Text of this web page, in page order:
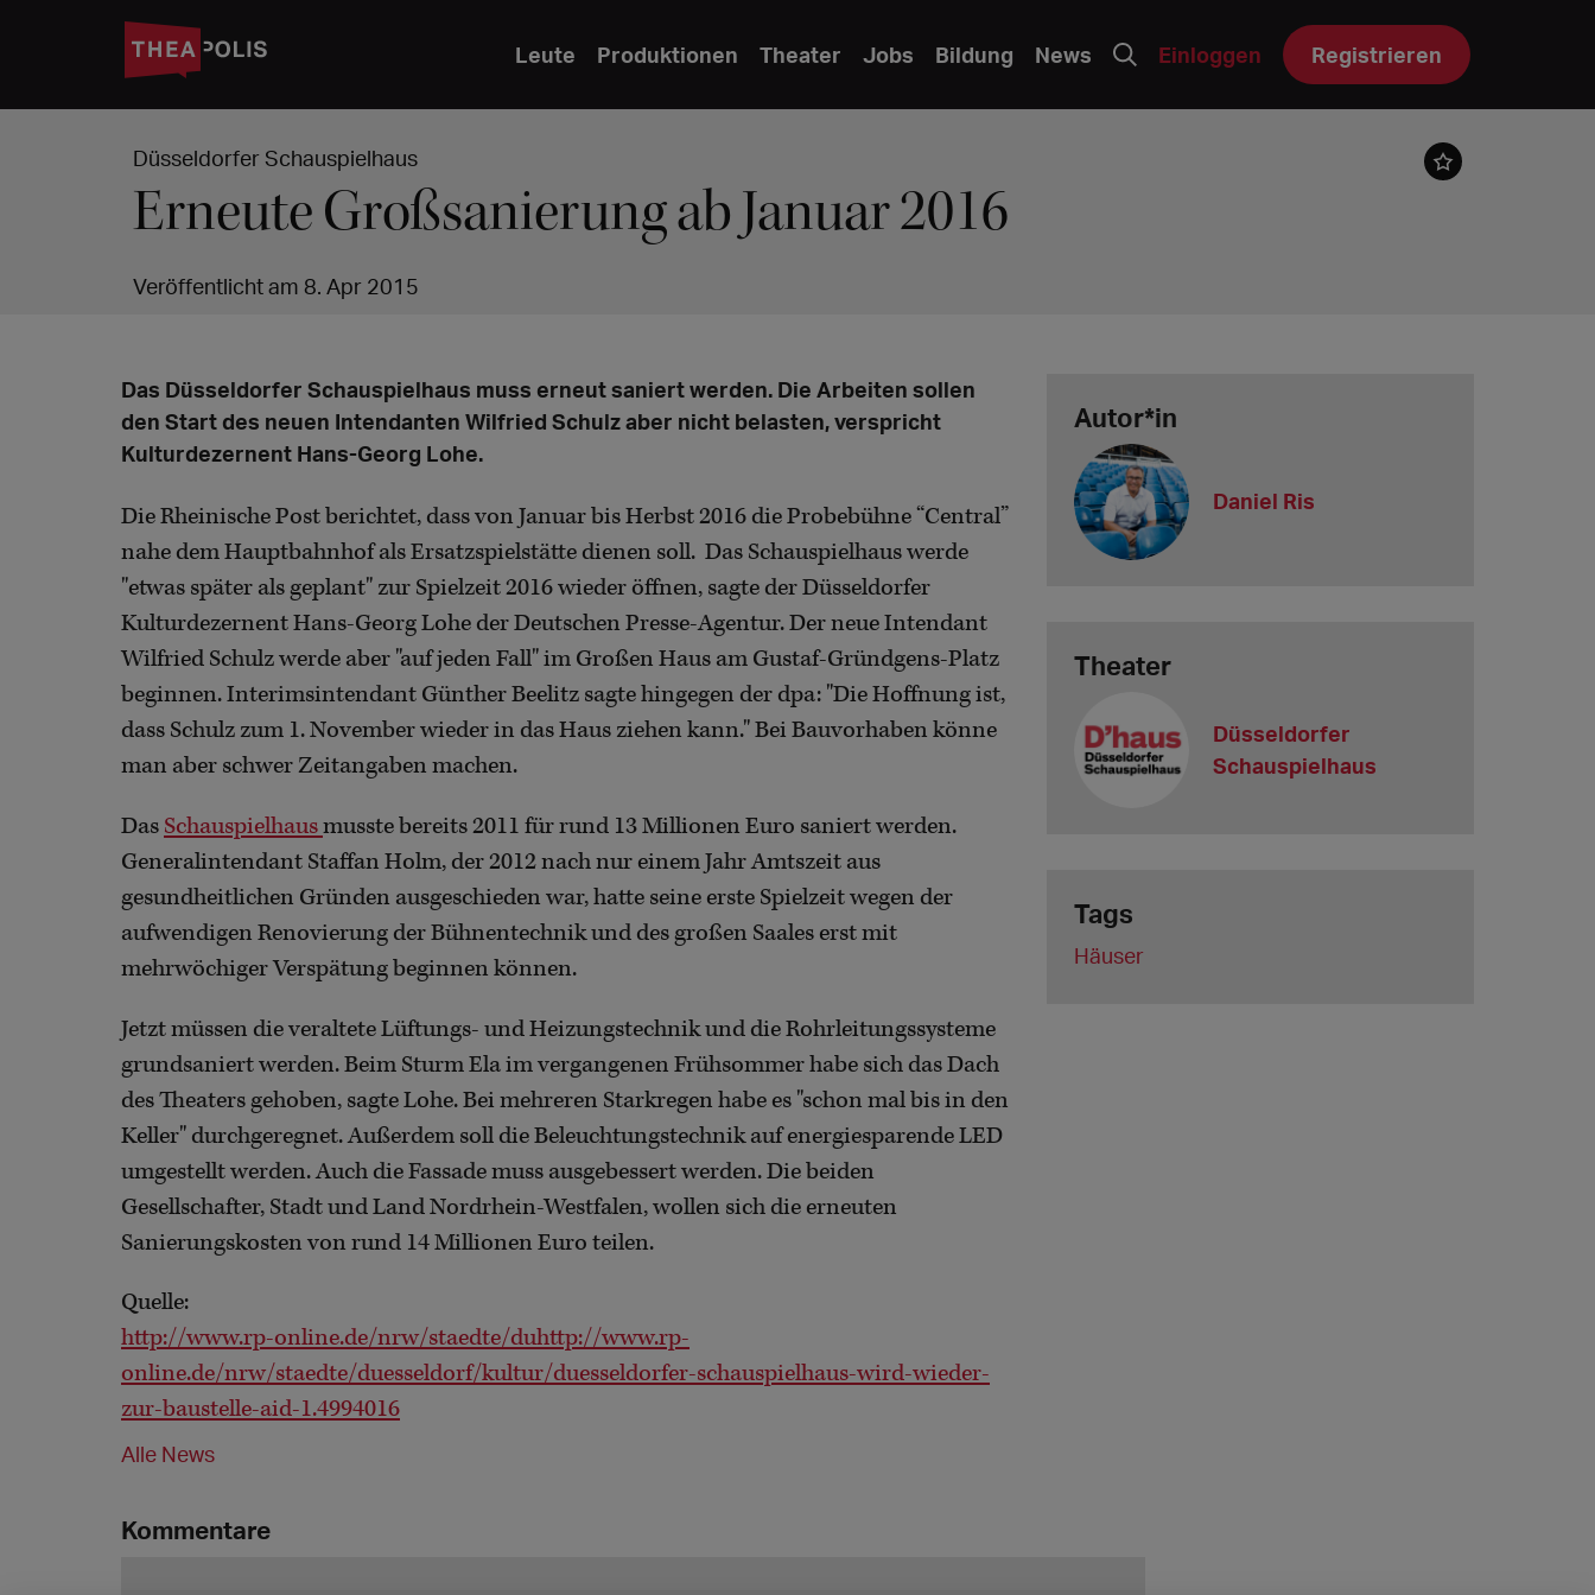
Leute Produktionen Theater Jobs Bildung News Einloggen Registrieren
Düsseldorfer Schauspielhaus
Erneute Großsanierung ab Januar 2016
Veröffentlicht am 8. Apr 2015
Das Düsseldorfer Schauspielhaus muss erneut saniert werden. Die Arbeiten sollen
den Start des neuen Intendanten Wilfried Schulz aber nicht belasten, verspricht
Kulturdezernent Hans-Georg Lohe.
Die Rheinische Post berichtet, dass von Januar bis Herbst 2016 die Probebühne “Central”
nahe dem Hauptbahnhof als Ersatzspielstätte dienen soll. Das Schauspielhaus werde
"etwas später als geplant" zur Spielzeit 2016 wieder öffnen, sagte der Düsseldorfer
Kulturdezernent Hans-Georg Lohe der Deutschen Presse-Agentur. Der neue Intendant
Wilfried Schulz werde aber "auf jeden Fall" im Großen Haus am Gustaf-Gründgens-Platz
beginnen. Interimsintendant Günther Beelitz sagte hingegen der dpa: "Die Hoffnung ist,
dass Schulz zum 1. November wieder in das Haus ziehen kann." Bei Bauvorhaben könne
man aber schwer Zeitangaben machen.
Das Schauspielhausmusste bereits 2011 für rund 13 Millionen Euro saniert werden.
Generalintendant Staffan Holm, der 2012 nach nur einem Jahr Amtszeit aus
gesundheitlichen Gründen ausgeschieden war, hatte seine erste Spielzeit wegen der
aufwendigen Renovierung der Bühnentechnik und des großen Saales erst mit
mehrwöchiger Verspätung beginnen können.
Jetzt müssen die veraltete Lüftungs- und Heizungstechnik und die Rohrleitungssysteme
grundsaniert werden. Beim Sturm Ela im vergangenen Frühsommer habe sich das Dach
des Theaters gehoben, sagte Lohe. Bei mehreren Starkregen habe es "schon mal bis in den
Keller" durchgeregnet. Außerdem soll die Beleuchtungstechnik auf energiesparende LED
umgestellt werden. Auch die Fassade muss ausgebessert werden. Die beiden
Gesellschafter, Stadt und Land Nordrhein-Westfalen, wollen sich die erneuten
Sanierungskosten von rund 14 Millionen Euro teilen.
Quelle:
http://www.rp-online.de/nrw/staedte/duhttp://www.rp-
online.de/nrw/staedte/duesseldorf/kultur/duesseldorfer-schauspielhaus-wird-wieder-
zur-baustelle-aid-1.4994016
Alle News
Autor*in
Daniel Ris
Theater
Düsseldorfer
Schauspielhaus
Tags
Häuser
Kommentare